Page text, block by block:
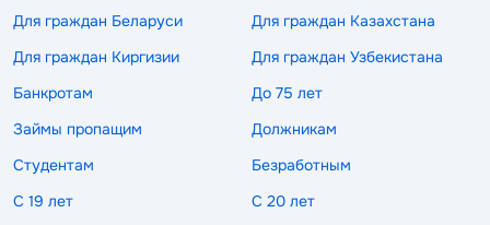
Для граждан Беларуси
Для граждан Казахстана
Для граждан Киргизии
Для граждан Узбекистана
Банкротам
До 75 лет
Займы пропащим
Должникам
Студентам
Безработным
С 19 лет
С 20 лет